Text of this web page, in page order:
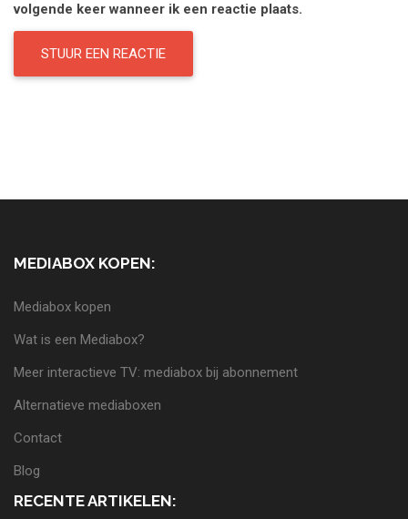
volgende keer wanneer ik een reactie plaats.
MEDIABOX KOPEN:
Mediabox kopen
Wat is een Mediabox?
Meer interactieve TV: mediabox bij abonnement
Alternatieve mediaboxen
Contact
Blog
RECENTE ARTIKELEN: